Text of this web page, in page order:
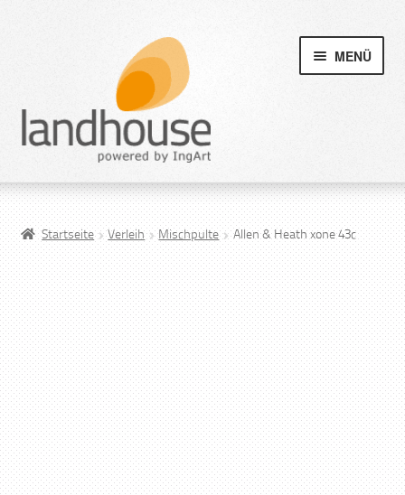
MENÜ
Startseite Verleih Mischpulte Allen & Heath xone 43c